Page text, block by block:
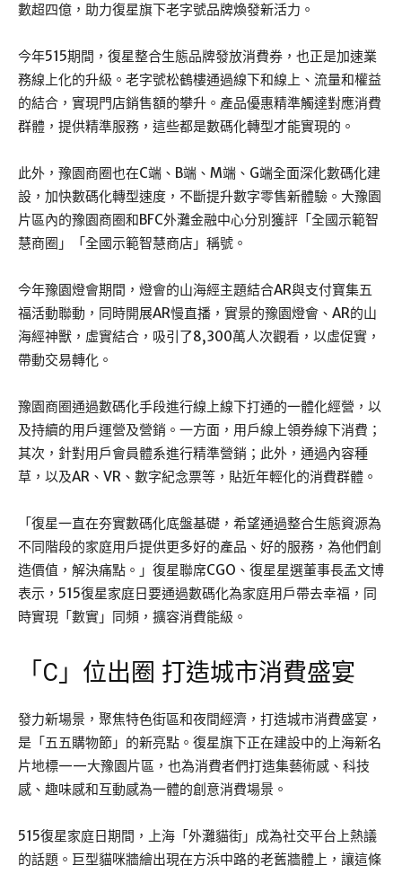
數超四億，助力復星旗下老字號品牌煥發新活力。
今年515期間，復星整合生態品牌發放消費券，也正是加速業
務線上化的升級。老字號松鶴樓通過線下和線上、流量和權益
的結合，實現門店銷售額的攀升。產品優惠精準觸達對應消費
群體，提供精準服務，這些都是數碼化轉型才能實現的。
此外，豫園商圈也在C端、B端、M端、G端全面深化數碼化建
設，加快數碼化轉型速度，不斷提升數字零售新體驗。大豫園
片區內的豫園商圈和BFC外灘金融中心分別獲評「全國示範智
慧商圈」「全國示範智慧商店」稱號。
今年豫園燈會期間，燈會的山海經主題結合AR與支付寶集五
福活動聯動，同時開展AR慢直播，實景的豫園燈會、AR的山
海經神獸，虛實結合，吸引了8,300萬人次觀看，以虛促實，
帶動交易轉化。
豫園商圈通過數碼化手段進行線上線下打通的一體化經營，以
及持續的用戶運營及營銷。一方面，用戶線上領券線下消費；
其次，針對用戶會員體系進行精準營銷；此外，通過內容種
草，以及AR、VR、數字紀念票等，貼近年輕化的消費群體。
「復星一直在夯實數碼化底盤基礎，希望通過整合生態資源為
不同階段的家庭用戶提供更多好的產品、好的服務，為他們創
造價值，解決痛點。」復星聯席CGO、復星星選董事長孟文博
表示，515復星家庭日要通過數碼化為家庭用戶帶去幸福，同
時實現「數實」同頻，擴容消費能級。
「C」位出圈 打造城市消費盛宴
發力新場景，聚焦特色街區和夜間經濟，打造城市消費盛宴，
是「五五購物節」的新亮點。復星旗下正在建設中的上海新名
片地標——大豫園片區，也為消費者們打造集藝術感、科技
感、趣味感和互動感為一體的創意消費場景。
515復星家庭日期間，上海「外灘貓街」成為社交平台上熱議
的話題。巨型貓咪牆繪出現在方浜中路的老舊牆體上，讓這條